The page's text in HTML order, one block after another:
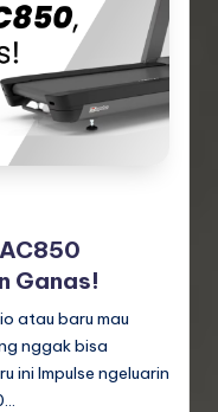
Ganas!
atau baru mau
nggak bisa
ini Impulse ngeluarin